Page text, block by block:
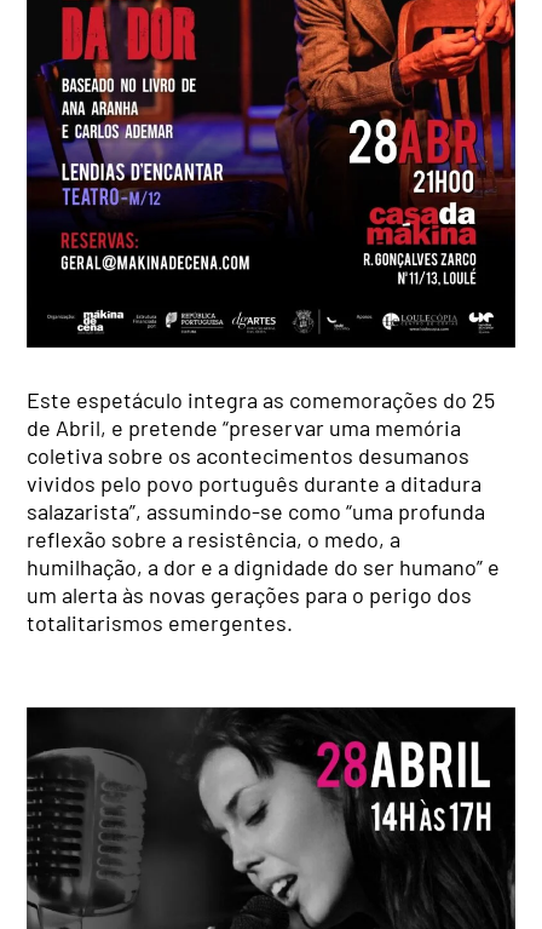
Este espetáculo integra as comemorações do 25
de Abril, e pretende “preservar uma memória
coletiva sobre os acontecimentos desumanos
vividos pelo povo português durante a ditadura
salazarista”, assumindo-se como “uma profunda
reflexão sobre a resistência, o medo, a
humilhação, a dor e a dignidade do ser humano” e
um alerta às novas gerações para o perigo dos
totalitarismos emergentes.